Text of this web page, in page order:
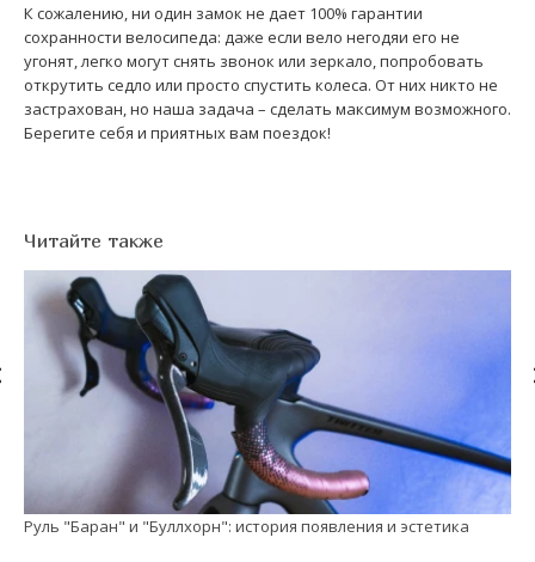
К сожалению, ни один замок не дает 100% гарантии
сохранности велосипеда: даже если вело негодяи его не
угонят, легко могут снять звонок или зеркало, попробовать
открутить седло или просто спустить колеса. От них никто не
застрахован, но наша задача – сделать максимум возможного.
Берегите себя и приятных вам поездок!
Читайте также
Руль "Баран" и "Буллхорн": история появления и эстетика